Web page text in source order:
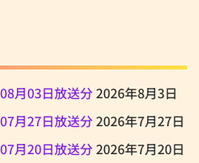
月03日放送分2026年8月3日
月27日放送分2026年7月27日
月20日放送分2026年7月20日